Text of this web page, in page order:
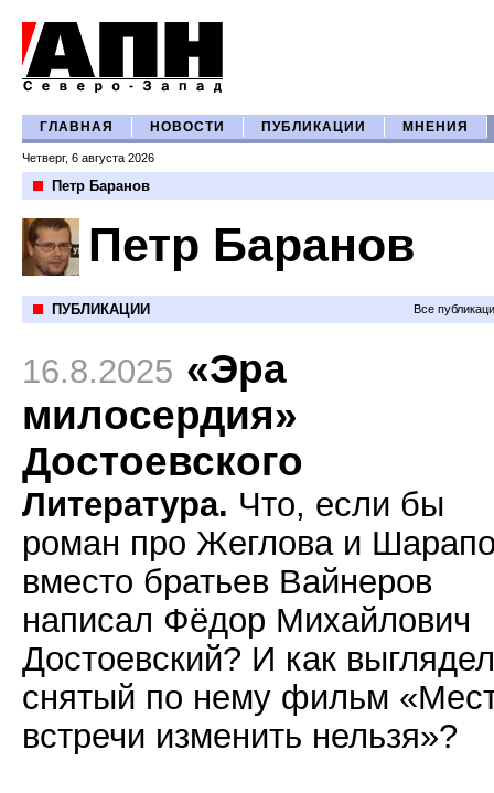
ГЛАВНАЯ НОВОСТИ ПУБЛИКАЦИИ МНЕНИЯ
Четверг, 6 августа 2026
Петр Баранов
Петр Баранов
ПУБЛИКАЦИИ Все
16.8.2025 «Эра
милосердия»
Достоевского
Литература. Что, если бы
роман про Жеглова и
вместо братьев Вайнеров
написал Фёдор Михайлович
Достоевский? И как
снятый по нему фильм
встречи изменить нельзя»?